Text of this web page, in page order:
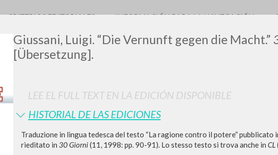
Giussani, Luigi. “Die Vernunft gegen die Macht.”
[Übersetzung].
LEE EL FULL TEXT EN LA EDICIÓN DISPONIBLE
HISTORIAL DE LAS EDICIONES
Traduzione in lingua tedesca del testo “La ragione contro il potere” pubblicato
rieditato in 30 Giorni(11, 1998: pp. 90-91). Lo stesso testo si trova anche in CL
CRITERIOS EDITORIALES INFORMACIÓN PARA LA NAVEGACIÓN
¿Quieres resultados aún más precisos? Utilizar el
0DOCUMENTOS ENCONTRADOS